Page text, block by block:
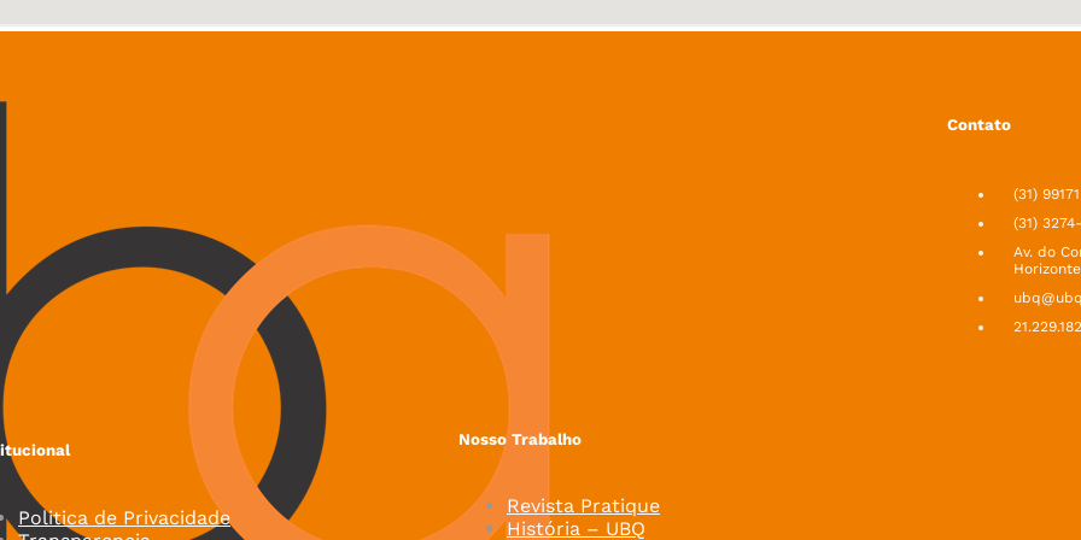
Politica de Privacidade
Nosso Trabalho
Revista Pratique
História – UBQ
Contato
(31)
(31)
Av. do
Horizonte